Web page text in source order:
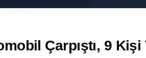
Çarpıştı, 9 Kişi